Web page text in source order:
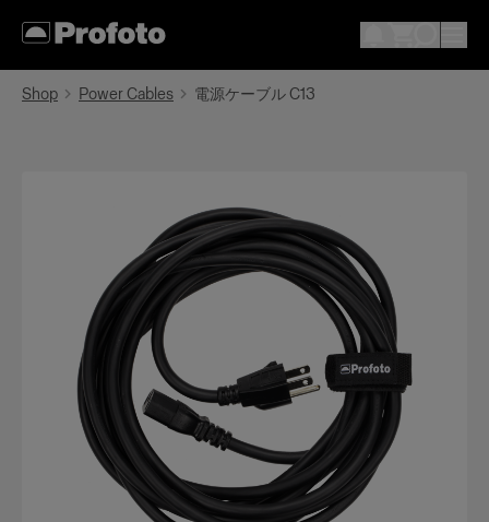
Shop Power Cables 電源ケーブル C13